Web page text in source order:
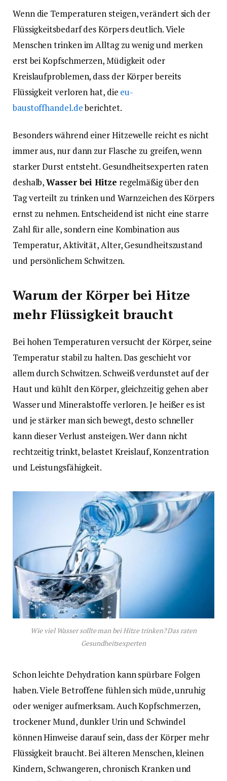
Wenn die Temperaturen steigen, verändert sich der
Flüssigkeitsbedarf des Körpers deutlich. Viele
Menschen trinken im Alltag zu wenig und merken
erst bei Kopfschmerzen, Müdigkeit oder
Kreislaufproblemen, dass der Körper bereits
Flüssigkeit verloren hat, die eu-
baustoffhandel.deberichtet.
Besonders während einer Hitzewelle reicht es nicht
immer aus, nur dann zur Flasche zu greifen, wenn
starker Durst entsteht. Gesundheitsexperten raten
deshalb,Wasser bei Hitze regelmäßig über den
Tag verteilt zu trinken und Warnzeichen des Körpers
ernst zu nehmen. Entscheidend ist nicht eine starre
Zahl für alle, sondern eine Kombination aus
Temperatur, Aktivität, Alter, Gesundheitszustand
und persönlichem Schwitzen.
Warum der Körper bei Hitze
mehr Flüssigkeit braucht
Bei hohen Temperaturen versucht der Körper, seine
Temperatur stabil zu halten. Das geschieht vor
allem durch Schwitzen. Schweiß verdunstet auf der
Haut und kühlt den Körper, gleichzeitig gehen aber
Wasser und Mineralstoffe verloren. Je heißer es ist
und je stärker man sich bewegt, desto schneller
kann dieser Verlust ansteigen. Wer dann nicht
rechtzeitig trinkt, belastet Kreislauf, Konzentration
und Leistungsfähigkeit.
Wie viel Wasser sollte man bei Hitze trinken? Das raten
Gesundheitsexperten
Schon leichte Dehydration kann spürbare Folgen
haben. Viele Betroffene fühlen sich müde, unruhig
oder weniger aufmerksam. Auch Kopfschmerzen,
trockener Mund, dunkler Urin und Schwindel
können Hinweise darauf sein, dass der Körper mehr
Flüssigkeit braucht. Bei älteren Menschen, kleinen
Kindern, Schwangeren, chronisch Kranken und